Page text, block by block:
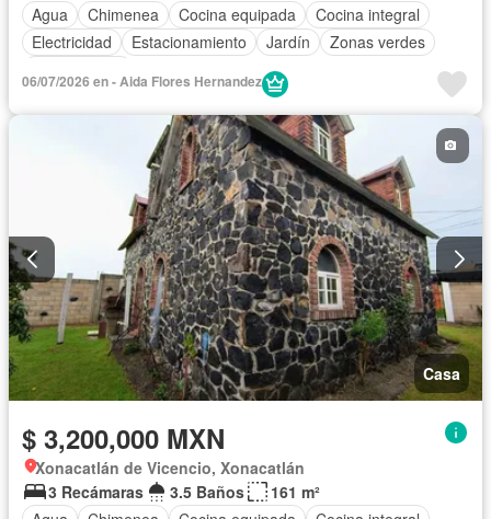
Agua
Chimenea Cocina equipada
Cocina integral
Electricidad
Estacionamiento Jardín
Zonas verdes
06/07/2026 en - Aida Flores Hernandez
Casa
$ 3,200,000 MXN
Xonacatlán de Vicencio, Xonacatlán
3 Recámaras
3.5 Baños
161 m²